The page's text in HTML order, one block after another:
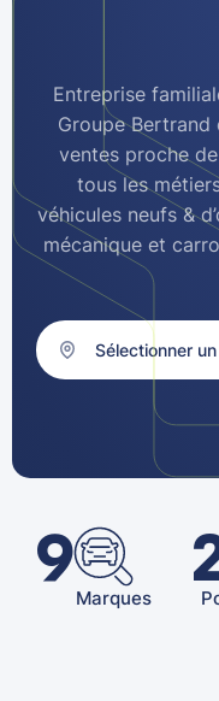
Entreprise
Groupe Bertrand
ventes proche
tous les
véhicules neufs &
mécanique et
9Marques